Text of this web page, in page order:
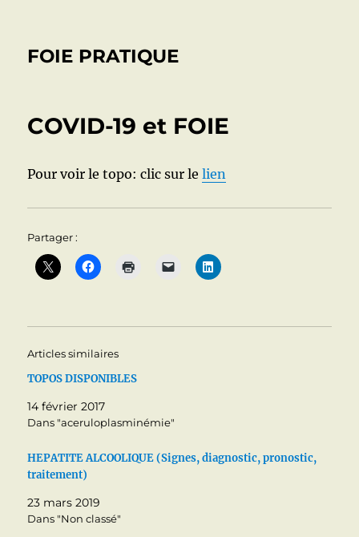
FOIE PRATIQUE
COVID-19 et FOIE
Pour voir le topo: clic sur lelien
Partager :
Articles similaires
TOPOS DISPONIBLES
14 février 2017
Dans "aceruloplasminémie"
HEPATITE ALCOOLIQUE (Signes, diagnostic, pronostic,
traitement)
23 mars 2019
Dans "Non classé"